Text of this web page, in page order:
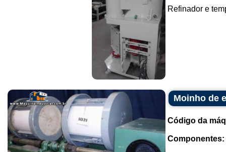
Refinador e
Moinho de
Código da
Componentes: